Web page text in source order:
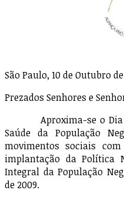
São Paulo, 10 de Outubro de
Prezados Senhores e
Aproxima-se o Dia
Saúde da População
movimentos sociais
implantação da Política
Integral da População
de 2009.